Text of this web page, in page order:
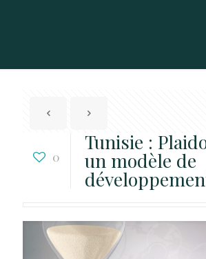
0
Tunisie :
un modèle de